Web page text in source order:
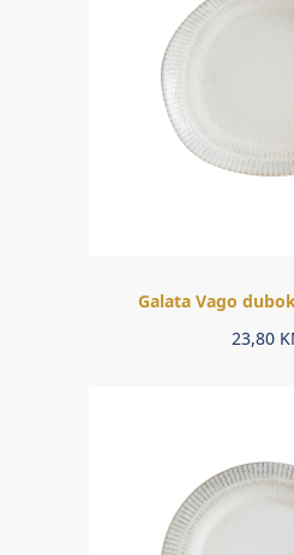
Galata Vago
23,80